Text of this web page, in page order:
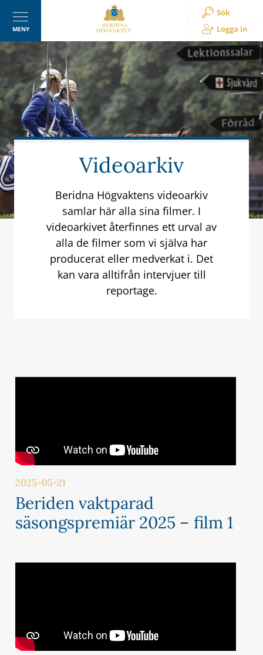
MENY
Sök
Logga in
Videoarkiv
Beridna Högvaktens videoarkiv
samlar här alla sina filmer. I
videoarkivet återfinnes ett urval av
alla de filmer som vi själva har
producerat eller medverkat i. Det
kan vara alltifrån intervjuer till
reportage.
2025-05-21
Beriden vaktparad
säsongspremiär 2025 – film 1